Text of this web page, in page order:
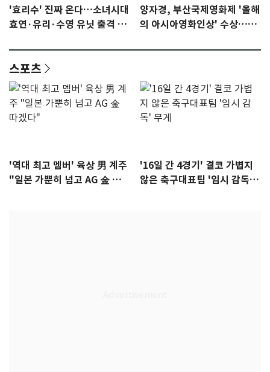
'효리수' 진짜 온다…소녀시대
효연·유리·수영 유닛 출격 [N
양자경, 부산국제영화제 '올해
의 아시아영화인상' 수상…15
스포츠
'역대 최고 멤버' 육상 男 계주
"일본 가뿐히 넘고 AG 金 따겠
'16일 간 4경기' 결코 가볍지
않은 축구대표팀 '임시 감독'